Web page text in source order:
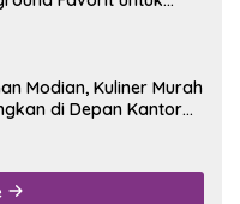
Modian, Kuliner Murah
di Depan Kantor